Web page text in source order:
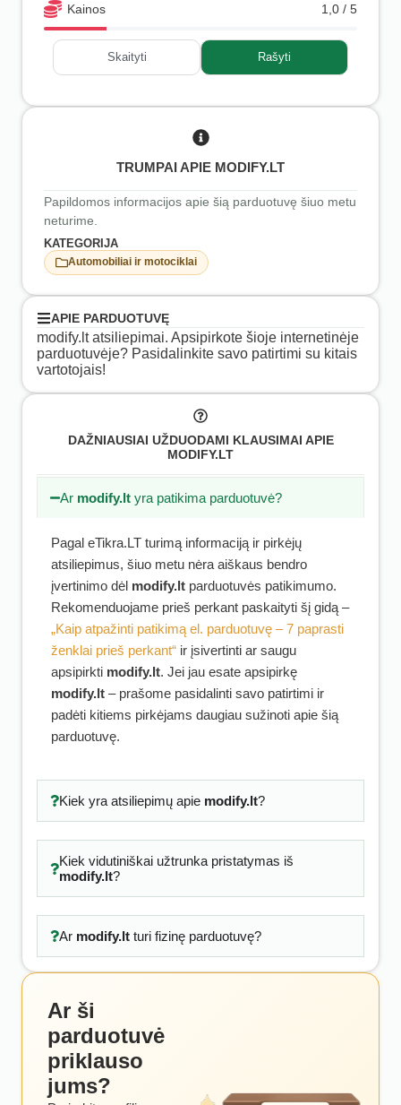
Kainos 1,0 / 5
Skaityti Rašyti
TRUMPAI APIE MODIFY.LT
Papildomos informacijos apie šią parduotuvę šiuo metu
neturime.
KATEGORIJA
Automobiliai ir motociklai
APIE PARDUOTUVĘ
modify.lt atsiliepimai. Apsipirkote šioje internetinėje
parduotuvėje? Pasidalinkite savo patirtimi su kitais
vartotojais!
DAŽNIAUSIAI UŽDUODAMI KLAUSIMAI APIE
MODIFY.LT
Ar modify.lt yra patikima parduotuvė?
Pagal eTikra.LT turimą informaciją ir pirkėjų
atsiliepimus, šiuo metu nėra aiškaus bendro
įvertinimo dėl modify.lt parduotuvės patikimumo.
Rekomenduojame prieš perkant paskaityti šį gidą –
„Kaip atpažinti patikimą el. parduotuvę – 7 paprasti
ženklai prieš perkant“ ir įsivertinti ar saugu
apsipirkti modify.lt. Jei jau esate apsipirkę
modify.lt – prašome pasidalinti savo patirtimi ir
padėti kitiems pirkėjams daugiau sužinoti apie šią
parduotuvę.
Kiek yra atsiliepimų apie modify.lt?
Kiek vidutiniškai užtrunka pristatymas iš
modify.lt?
Ar modify.ltturi fizinę parduotuvę?
Ar ši
parduotuvė
priklauso
jums?